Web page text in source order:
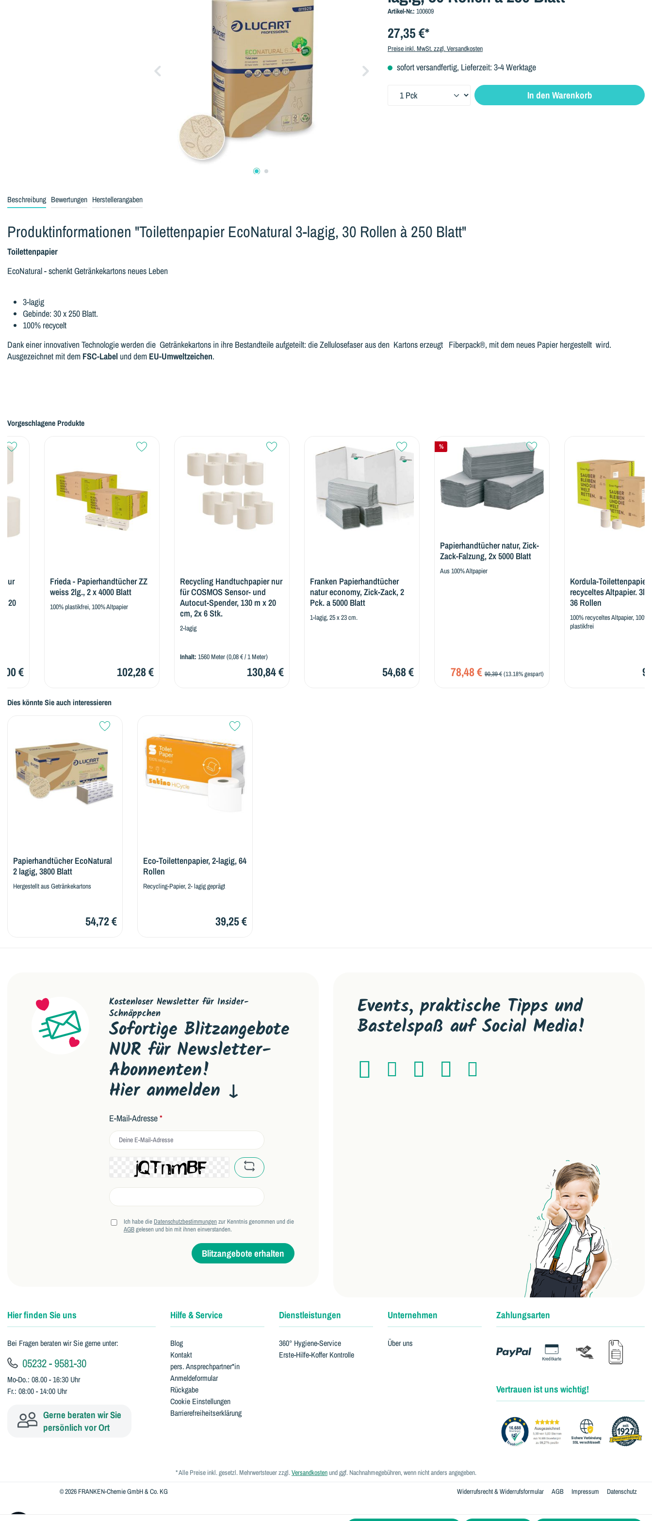
Artikel-Nr.: 100609
27,35 €*
Preise inkl. MwSt. zzgl. Versandkosten
sofort versandfertig, Lieferzeit: 3-4 Werktage
Produkt Anzahl: Gib den gewünschten Wert ein oder benutze die Schaltflächen um
In den Warenkorb
Beschreibung Bewertungen Herstellerangaben
Produktinformationen "Toilettenpapier EcoNatural 3-lagig, 30 Rollen à 250 Blatt"
Toilettenpapier
EcoNatural - schenkt Getränkekartons neues Leben
3-lagig
Gebinde: 30 x 250 Blatt.
100% recycelt
Dank einer innovativen Technologie werden die Getränkekartons in ihre Bestandteile aufgeteilt: die Zellulosefaser aus den Kartons erzeugt Fiberpack®, mit dem neues Papier hergestellt wird.
Ausgezeichnet mit dem FSC-Label und dem EU-Umweltzeichen.
Vorgeschlagene Produkte
Frieda - Papierhandtücher ZZ
weiss 2lg., 2 x 4000 Blatt
100% plastikfrei, 100% Altpapier
102,28 €
Recycling Handtuchpapier nur
für COSMOS Sensor- und
Autocut-Spender, 130 m x 20
cm, 2x 6 Stk.
1560 Meter(0,08 € / 1 Meter)
130,84 €
Franken Papierhandtücher
natur economy, Zick-Zack, 2
Pck. a 5000 Blatt
1-lagig, 25 x 23 cm.
%
Papierhandtücher natur, Zick-
Zack-Falzung, 2x 5000 Blatt
Aus 100% Altpapier
78,48 €90,39 €(13.18% gespart)
Kordula-Toilettenpapier, 100%
recyceltes Altpapier. 3lg., 2 x
100% recyceltes Altpapier, 100%
Dies könnte Sie auch interessieren
Papierhandtücher EcoNatural
2 lagig, 3800 Blatt
Hergestellt aus Getränkekartons
54,72 €
Eco-Toilettenpapier, 2-lagig, 64
Rollen
Recycling-Papier, 2- lagig geprägt
39,25 €
Kostenloser Newsletter für Insider-
Schnäppchen
Sofortige Blitzangebote
NUR für Newsletter-
Abonnenten!
Hier anmelden ↓
E-Mail-Adresse*
captcha.basicCaptchaRefresh
Ich habe die Datenschutzbestimmungen zur Kenntnis genommen und die
AGBgelesen und bin mit ihnen einverstanden.
Blitzangebote erhalten
Events, praktische Tipps und
Bastelspaß auf Social Media!
Hier finden Sie uns
Bei Fragen beraten wir Sie gerne unter:
05232 - 9581-30
Mo-Do.: 08.00 - 16:30 Uhr
Fr.: 08:00 - 14:00 Uhr
Gerne beraten wir Sie
persönlich vor Ort
Hilfe & Service
Blog
Kontakt
pers. Ansprechpartner*in
Anmeldeformular
Rückgabe
Cookie Einstellungen
Barrierefreiheitserklärung
Dienstleistungen
360° Hygiene-Service
Erste-Hilfe-Koffer Kontrolle
Unternehmen
Über uns
Zahlungsarten
Vertrauen ist uns wichtig!
* Alle Preise inkl. gesetzl. Mehrwertsteuer zzgl.Versandkostenund ggf. Nachnahmegebühren, wenn nicht anders angegeben.
© 2026 FRANKEN-Chemie GmbH & Co. KG Widerrufsrecht & Widerrufsformular AGB Impressum Datenschutz